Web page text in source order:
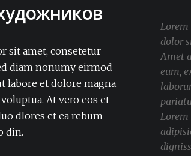
sit amet, consetetur
diam nonumy eirmod
labore et dolore magna
At vero eos et
dlores et ea rebum
din.
sit amet, consectetur
ex exercitationem
laudantium modi
rerum sapiente
ipsum dolor sit
adipisicing elit. Amet aut,
ea eum, ex
dolor
Amet
eum,
Lorem